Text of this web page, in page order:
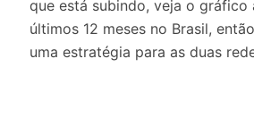
que está subindo, veja o gráfico
últimos 12 meses no Brasil,
uma estratégia para as duas